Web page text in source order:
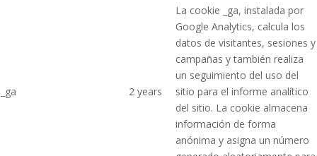
_ga 2 years
La cookie _ga, instalada por
Google Analytics, calcula los
datos de visitantes, sesiones y
campañas y también realiza
un seguimiento del uso del
sitio para el informe analítico
del sitio. La cookie almacena
información de forma
anónima y asigna un número